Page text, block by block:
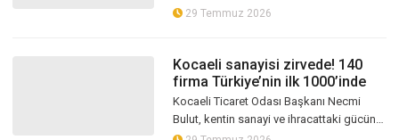
yardımı ödemelerinin bugün itibarıyla
29 Temmuz 2026
Kocaeli sanayisi zirvede! 140
firma Türkiye’nin ilk 1000’inde
Kocaeli Ticaret Odası Başkanı Necmi
Bulut, kentin sanayi ve ihracattaki gücünü
ortaya koyan verileri paylaştı. Türkiye’nin